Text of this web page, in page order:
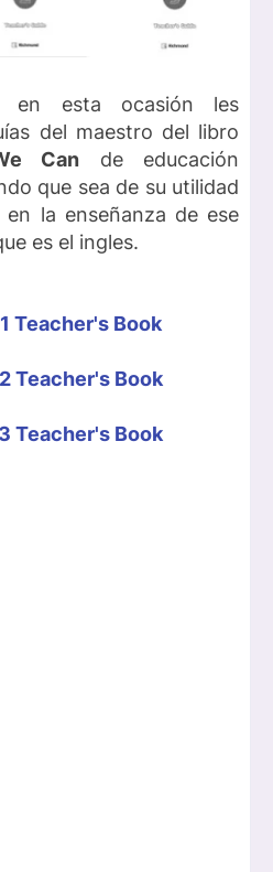
en esta ocasión les
del maestro del libro
Can de educación
que sea de su utilidad
la enseñanza de ese
es el ingles.
Teacher's Book
Teacher's Book
Teacher's Book